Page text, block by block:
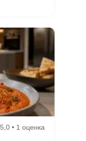
5,0 • 1 оценка